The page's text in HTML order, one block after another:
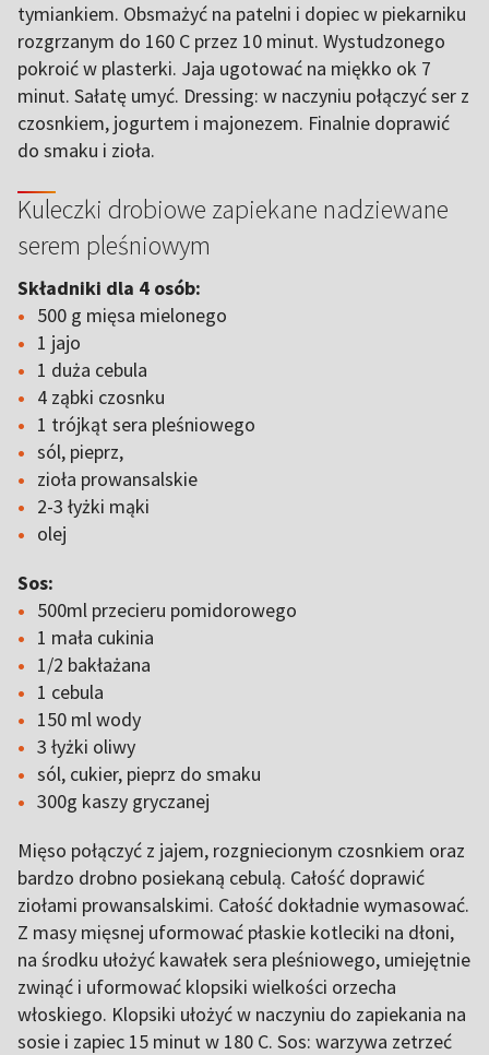
tymiankiem. Obsmażyć na patelni i dopiec w piekarniku
rozgrzanym do 160 C przez 10 minut. Wystudzonego
pokroić w plasterki. Jaja ugotować na miękko ok 7
minut. Sałatę umyć. Dressing: w naczyniu połączyć ser z
czosnkiem, jogurtem i majonezem. Finalnie doprawić
do smaku i zioła.
Kuleczki drobiowe zapiekane nadziewane
serem pleśniowym
Składniki dla 4 osób:
500 g mięsa mielonego
1 jajo
1 duża cebula
4 ząbki czosnku
1 trójkąt sera pleśniowego
sól, pieprz,
zioła prowansalskie
2-3 łyżki mąki
olej
Sos:
500ml przecieru pomidorowego
1 mała cukinia
1/2 bakłażana
1 cebula
150 ml wody
3 łyżki oliwy
sól, cukier, pieprz do smaku
300g kaszy gryczanej
Mięso połączyć z jajem, rozgniecionym czosnkiem oraz
bardzo drobno posiekaną cebulą. Całość doprawić
ziołami prowansalskimi. Całość dokładnie wymasować.
Z masy mięsnej uformować płaskie kotleciki na dłoni,
na środku ułożyć kawałek sera pleśniowego, umiejętnie
zwinąć i uformować klopsiki wielkości orzecha
włoskiego. Klopsiki ułożyć w naczyniu do zapiekania na
sosie i zapiec 15 minut w 180 C. Sos: warzywa zetrzeć